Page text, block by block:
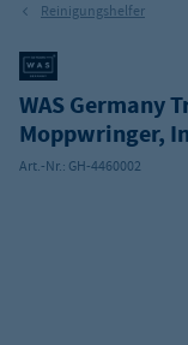
Reinigungshelfer
WAS Germany
Moppwringer,
Art.-Nr.: GH-4460002